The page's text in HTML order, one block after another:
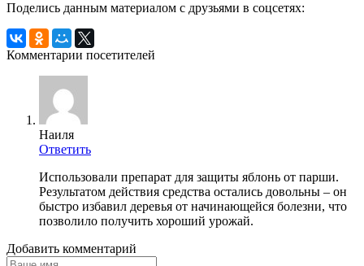
Поделись данным материалом с друзьями в соцсетях:
Комментарии посетителей
Наиля
Ответить
Использовали препарат для защиты яблонь от парши.
Результатом действия средства остались довольны – он
быстро избавил деревья от начинающейся болезни, что
позволило получить хороший урожай.
Добавить комментарий